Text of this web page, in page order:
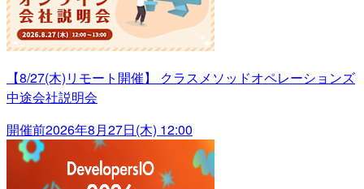
【8/27(木)リモート開催】 クラスメソッドオペレーションズ
中途会社説明会
開催前2026年8月27日(木) 12:00